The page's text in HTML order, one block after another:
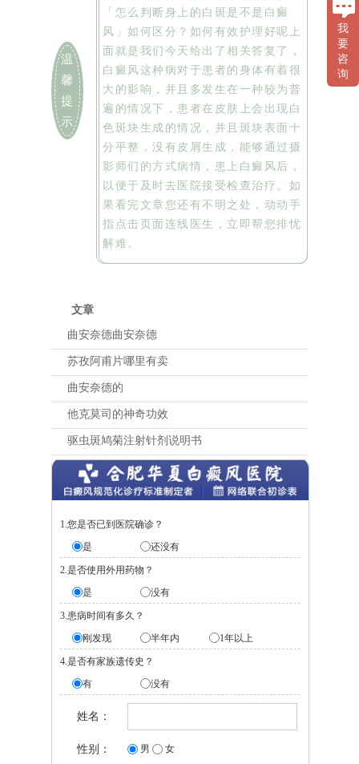
温
馨
提
示
「怎么判断身上的白斑是不是白癜
风」如何区分？如何有效护理好呢上
面就是我们今天给出了相关答复了，
白癜风这种病对于患者的身体有着很
大的影响，并且多发生在一种较为普
遍的情况下，患者在皮肤上会出现白
色斑块生成的情况，并且斑块表面十
分平整，没有皮屑生成，能够通过摄
影师们的方式病情，患上白癜风后，
以便于及时去医院接受检查治疗。如
果看完文章您还有不明之处，动动手
指点击页面连线医生，立即帮您排忧
解难。
文章
曲安奈德曲安奈德
苏孜阿甫片哪里有卖
曲安奈德的
他克莫司的神奇功效
驱虫斑鸠菊注射针剂说明书
1.您是否已到医院确诊？
是
还没有
2.是否使用外用药物？
是
没有
3.患病时间有多久？
刚发现
半年内 1年以上
4.是否有家族遗传史？
有
没有
姓名：
性别： 男 女
我
要
咨
询